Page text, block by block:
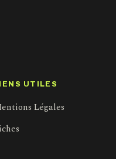
UTILES
Légales